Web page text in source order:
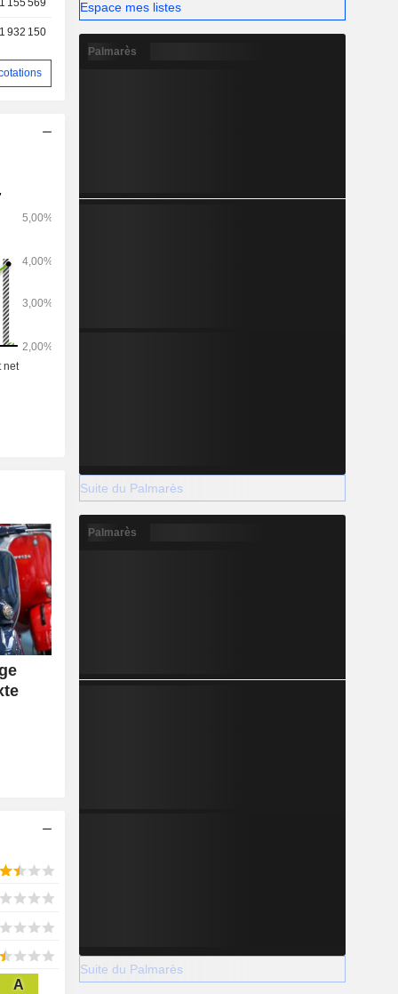
1 155 569
1 932 150
A
Espace mes listes
Palmarès
Suite du Palmarès
Palmarès
Suite du Palmarès